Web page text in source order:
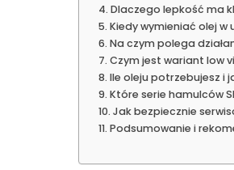
Dlaczego lepkość ma
Kiedy wymieniać olej w
Na czym polega
Czym jest wariant low
Ile oleju potrzebujesz i
Które serie hamulców
Jak bezpiecznie
Podsumowanie i